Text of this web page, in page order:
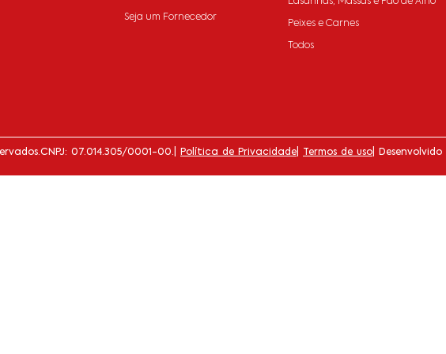
Seja um Fornecedor
Peixes e Carnes
Todos
CNPJ: 07.014.305/0001-00. Política de Privacidade Termos de uso |